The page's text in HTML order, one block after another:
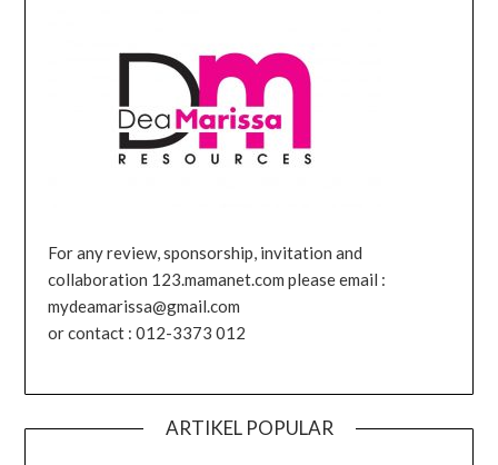
For any review, sponsorship, invitation and
collaboration 123.mamanet.com please email :
mydeamarissa@gmail.com
or contact : 012-3373 012
ARTIKEL POPULAR